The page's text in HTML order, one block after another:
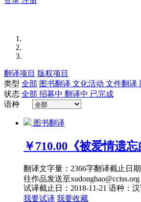
翻译项目 版权项目
类型 全部 图书翻译 文化活动 文件翻译
状态 全部 招募中 翻译中 已完成
语种
图书翻译
￥710.00 《被爱情遗
翻译文字量：2366字翻译截止日
往作品发送至
试译截止日：2018-11-21 语种：
我要试译 我要收藏